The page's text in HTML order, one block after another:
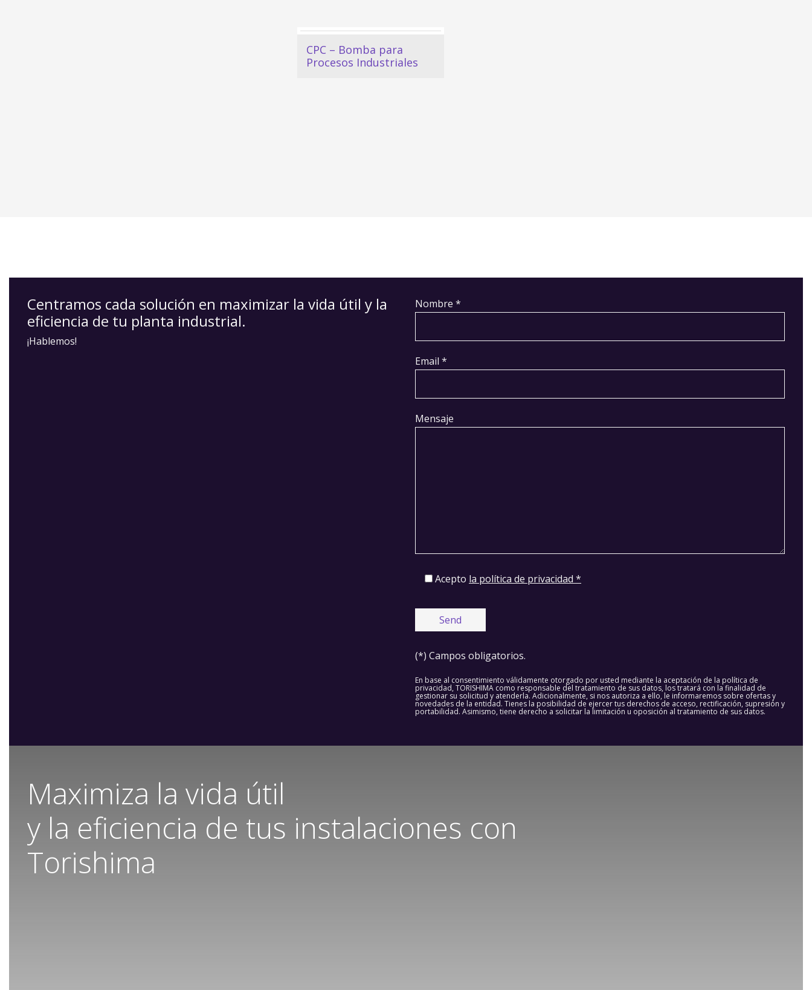
CPC – Bomba para
Procesos Industriales
Centramos cada solución en maximizar la vida útil y la
eficiencia de tu planta industrial.
¡Hablemos!
Nombre *
Email *
Mensaje
Acepto la política de privacidad *
(*) Campos obligatorios.
En base al consentimiento válidamente otorgado por usted mediante la aceptación de la política de
privacidad, TORISHIMA como responsable del tratamiento de sus datos, los tratará con la finalidad de
gestionar su solicitud y atenderla. Adicionalmente, si nos autoriza a ello, le informaremos sobre ofertas y
novedades de la entidad. Tienes la posibilidad de ejercer tus derechos de acceso, rectificación, supresión y
portabilidad. Asimismo, tiene derecho a solicitar la limitación u oposición al tratamiento de sus datos.
Maximiza la vida útil
y la eficiencia de tus instalaciones con
Torishima